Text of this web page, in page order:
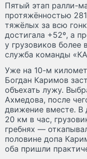
Пятый этап ралли-
протяжённостью
тяжёлых за всю
достигала +52º, а
у грузовиков более
служба команды
Уже на 10-м
Богдан Каримов
объехать лужу.
Ахмедова, после
движение вместе. В
20 км в час,
гребнях —
половине допа
оба пришли